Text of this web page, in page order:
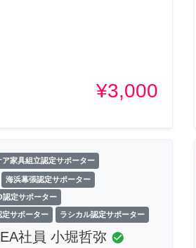
¥3,000
ア家具組立認定サポーター
海浜幕張認定サポーター
認定サポーター
定サポーター ラシカル認定サポーター
社員 小堀哲弥 check_circle